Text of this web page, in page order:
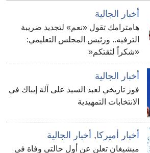
أخبار الجالية
هامترامك تقول «نعم» لتجديد ضريبة
الترفيه.. ورئيس المجلس التعليمي:
«شكراً لثقتكم«
أخبار الجالية
فوز تاريخي لعبد السيد على آلة إيباك في
الانتخابات التمهيدية
أخبار أميركا, أخبار الجالية
ميشيغان تعلن عن أول حالتي وفاة في